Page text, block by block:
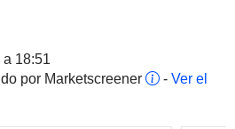
18:51
por Marketscreener
- Ver el